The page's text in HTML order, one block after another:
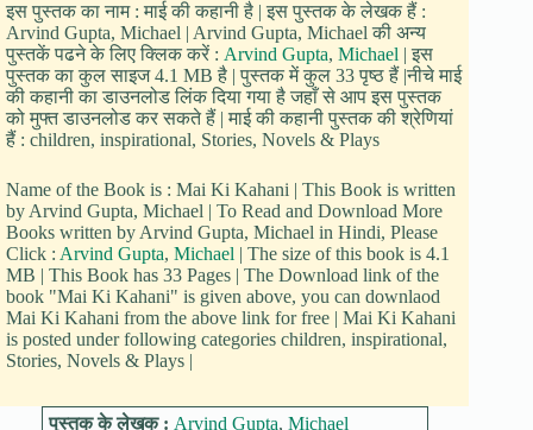
इस पुस्तक का नाम : माई की कहानी है | इस पुस्तक के लेखक हैं :
Arvind Gupta, Michael | Arvind Gupta, Michael की अन्य
पुस्तकें पढने के लिए क्लिक करें : Arvind Gupta, Michael | इस
पुस्तक का कुल साइज 4.1 MB है | पुस्तक में कुल 33 पृष्ठ हैं |नीचे माई
की कहानी का डाउनलोड लिंक दिया गया है जहाँ से आप इस पुस्तक
को मुफ्त डाउनलोड कर सकते हैं | माई की कहानी पुस्तक की श्रेणियां
हैं : children, inspirational, Stories, Novels & Plays
Name of the Book is : Mai Ki Kahani | This Book is written
by Arvind Gupta, Michael | To Read and Download More
Books written by Arvind Gupta, Michael in Hindi, Please
Click : Arvind Gupta, Michael | The size of this book is 4.1
MB | This Book has 33 Pages | The Download link of the
book "Mai Ki Kahani" is given above, you can downlaod
Mai Ki Kahani from the above link for free | Mai Ki Kahani
is posted under following categories children, inspirational,
Stories, Novels & Plays |
पुस्तक के लेखक : Arvind Gupta, Michael